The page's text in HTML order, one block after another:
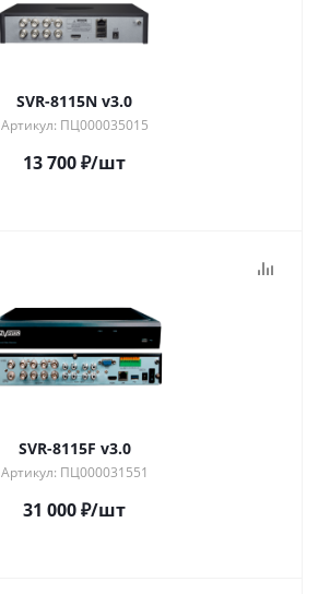
SVR-8115N v3.0
Артикул: ПЦ000035015
13 700₽/шт
SVR-8115F v3.0
Артикул: ПЦ000031551
31 000₽/шт